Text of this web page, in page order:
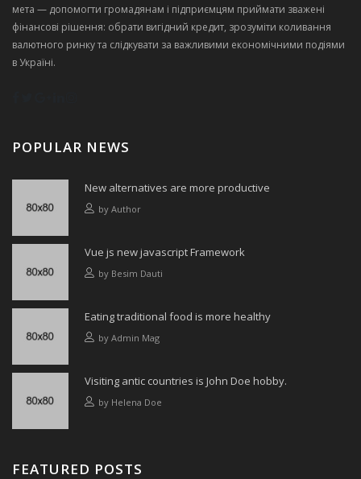
мета — допомогти громадянам і підприємцям приймати зважені
фінансові рішення: обрати вигідний кредит, зрозуміти коливання
валютного ринку та слідкувати за важливими економічними подіями
в Україні.
POPULAR NEWS
New alternatives are more productive
by Author
Vue js new javascript Framework
by Besim Dauti
Eating traditional food is more healthy
by Admin Mag
Visiting antic countries is John Doe hobby.
by Helena Doe
FEATURED POSTS